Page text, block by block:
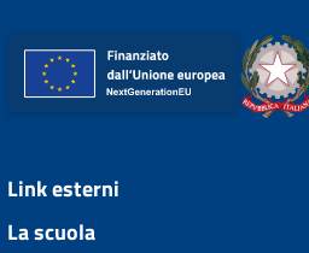
Link esterni
La scuola